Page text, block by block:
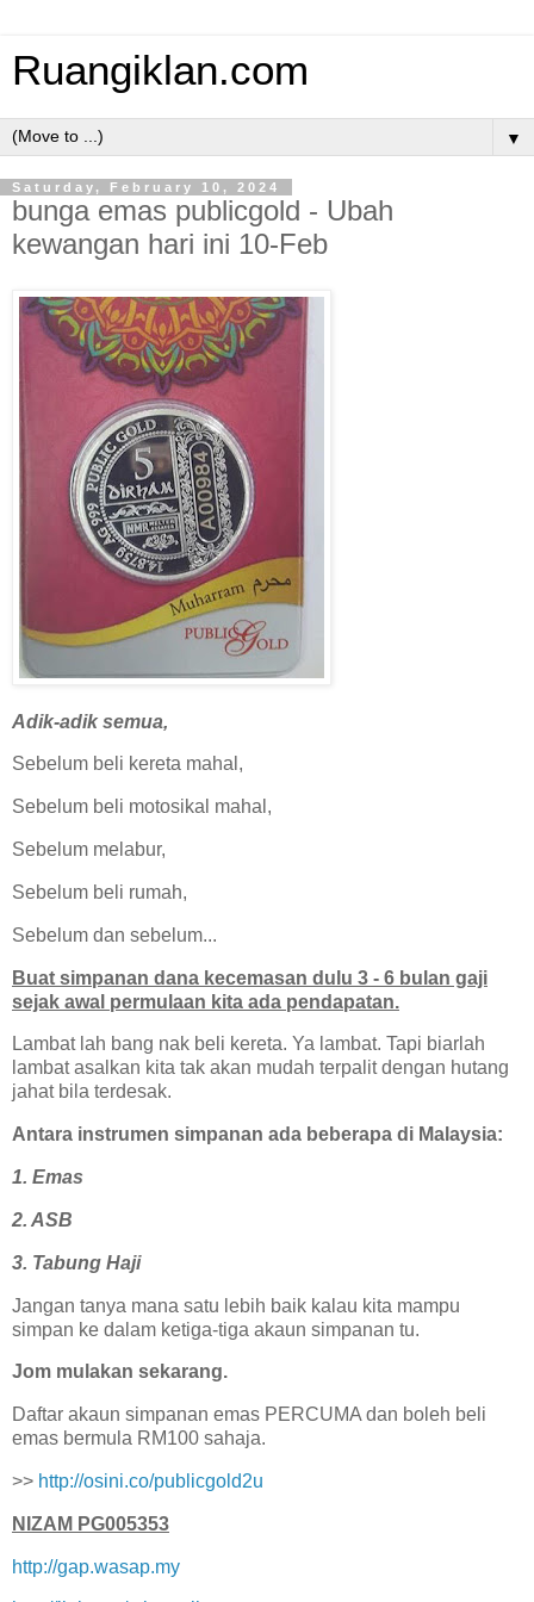
Ruangiklan.com
▼
Saturday, February 10, 2024
bunga emas publicgold - Ubah
kewangan hari ini 10-Feb
Adik-adik semua,
Sebelum beli kereta mahal,
Sebelum beli motosikal mahal,
Sebelum melabur,
Sebelum beli rumah,
Sebelum dan sebelum...
Buat simpanan dana kecemasan dulu 3 - 6 bulan gaji
sejak awal permulaan kita ada pendapatan.
Lambat lah bang nak beli kereta. Ya lambat. Tapi biarlah
lambat asalkan kita tak akan mudah terpalit dengan hutang
jahat bila terdesak.
Antara instrumen simpanan ada beberapa di Malaysia:
1. Emas
2. ASB
3. Tabung Haji
Jangan tanya mana satu lebih baik kalau kita mampu
simpan ke dalam ketiga-tiga akaun simpanan tu.
Jom mulakan sekarang.
Daftar akaun simpanan emas PERCUMA dan boleh beli
emas bermula RM100 sahaja.
>> http://osini.co/publicgold2u
NIZAM PG005353
http://gap.wasap.my